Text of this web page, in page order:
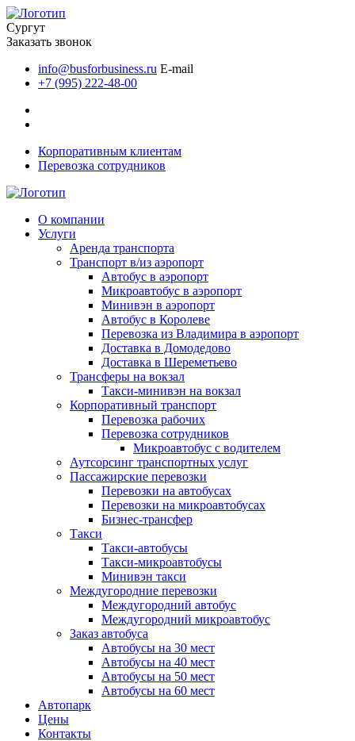
Сургут
Заказать звонок
info@busforbusiness.ru E-mail
+7 (995) 222-48-00
Корпоративным клиентам
Перевозка сотрудников
О компании
Услуги
Аренда транспорта
Транспорт в/из аэропорт
Автобус в аэропорт
Микроавтобус в аэропорт
Минивэн в аэропорт
Автобус в Королеве
Перевозка из Владимира в аэропорт
Доставка в Домодедово
Доставка в Шереметьево
Трансферы на вокзал
Такси-минивэн на вокзал
Корпоративный транспорт
Перевозка рабочих
Перевозка сотрудников
Микроавтобус с водителем
Аутсорсинг транспортных услуг
Пассажирские перевозки
Перевозки на автобусах
Перевозки на микроавтобусах
Бизнес-трансфер
Такси
Такси-автобусы
Такси-микроавтобусы
Минивэн такси
Междугородние перевозки
Междугородний автобус
Междугородний микроавтобус
Заказ автобуса
Автобусы на 30 мест
Автобусы на 40 мест
Автобусы на 50 мест
Автобусы на 60 мест
Автопарк
Цены
Контакты